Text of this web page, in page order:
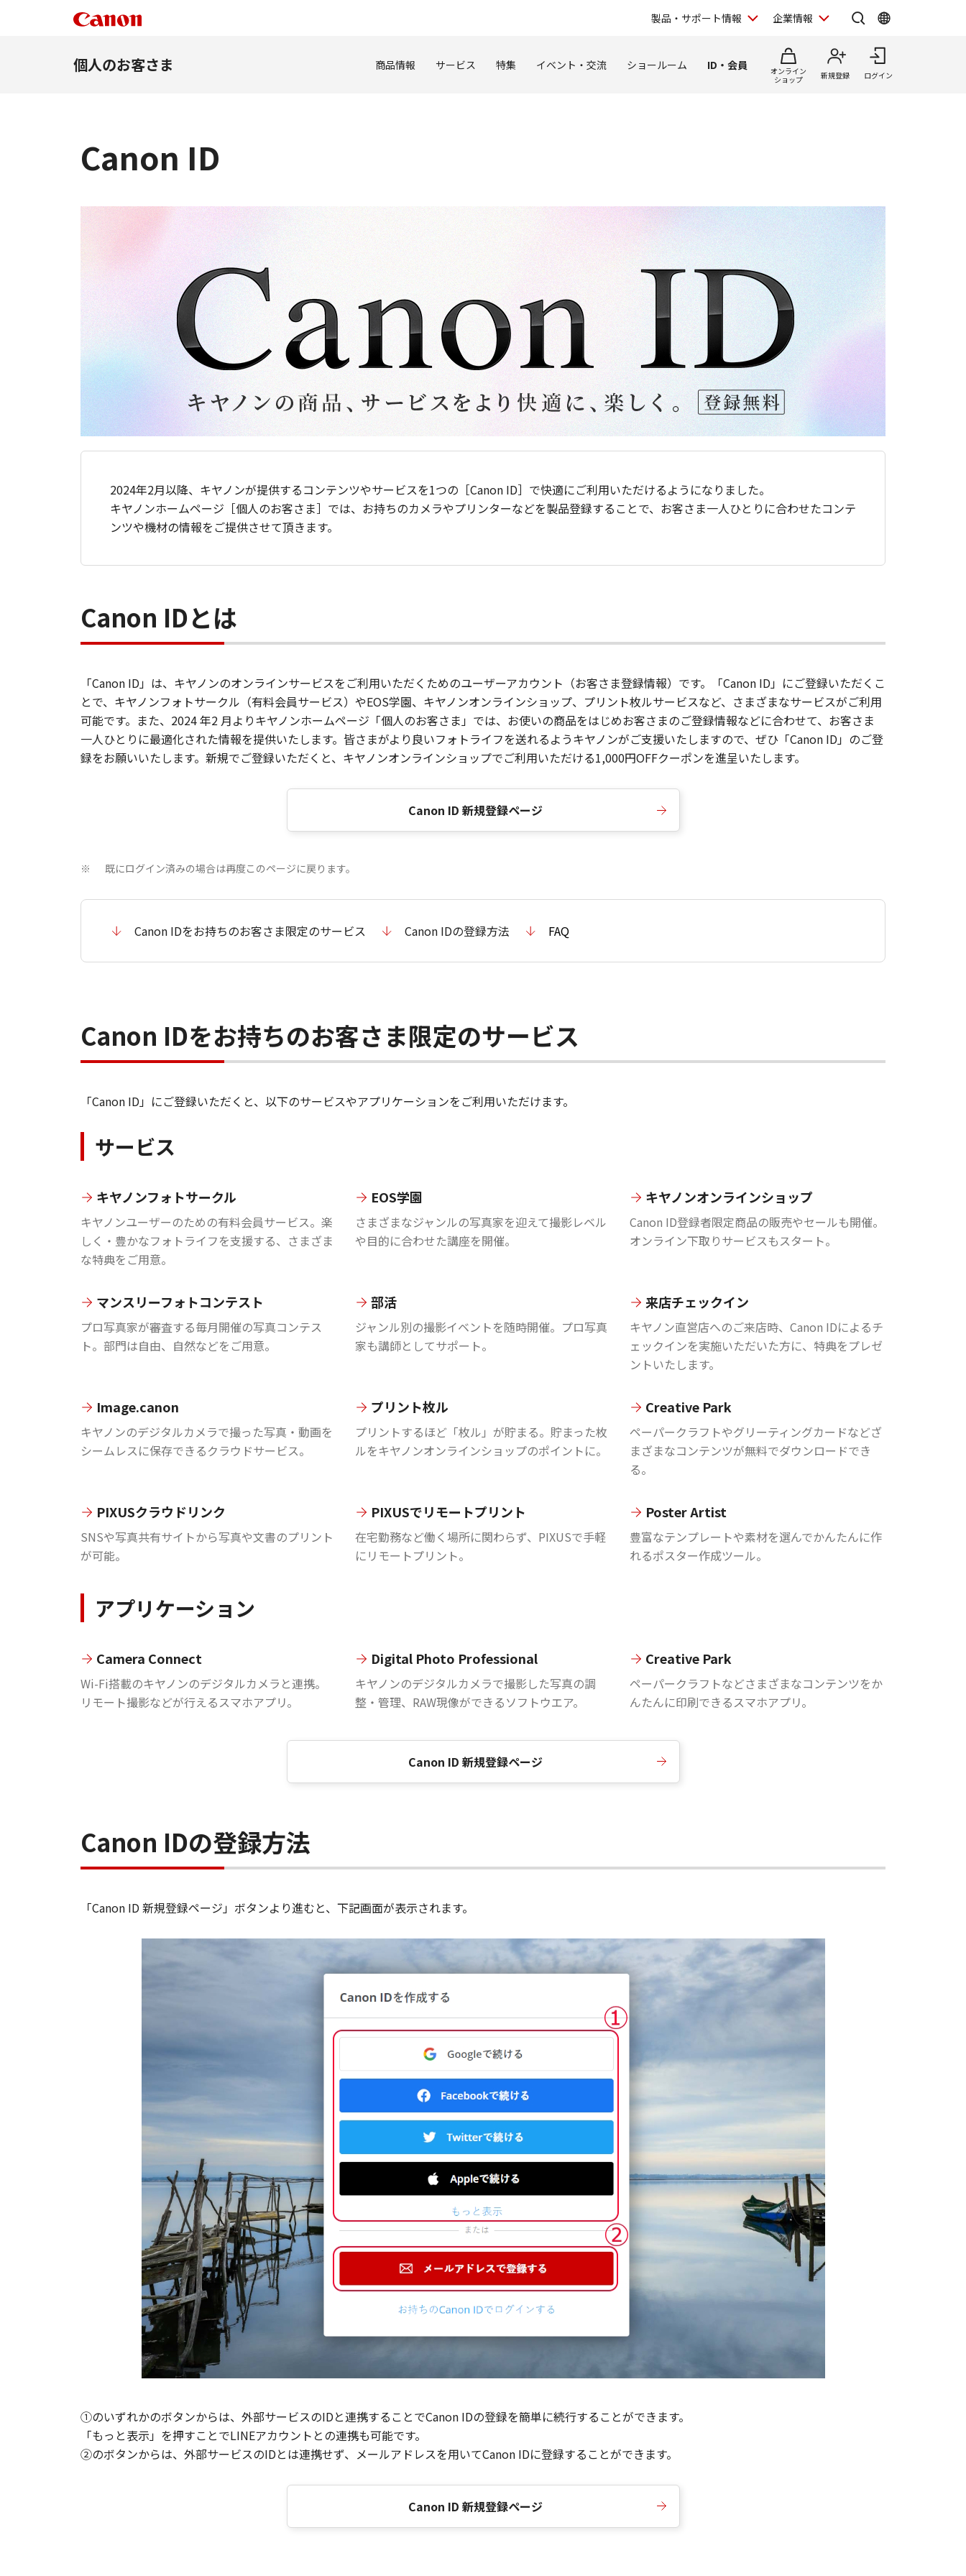
製品・サポート情報 企業情報
個人のお客さま 商品情報 サービス 特集 イベント・交流 ショールーム ID・会員
オンライン
ショップ
新規登録 ログイン
Canon ID
2024年2月以降、キヤノンが提供するコンテンツやサービスを1つの［Canon ID］で快適にご利用いただけるようになりました。
キヤノンホームページ［個人のお客さま］では、お持ちのカメラやプリンターなどを製品登録することで、お客さま一人ひとりに合わせたコンテ
ンツや機材の情報をご提供させて頂きます。
Canon IDとは
「Canon ID」は、キヤノンのオンラインサービスをご利用いただくためのユーザーアカウント（お客さま登録情報）です。「Canon ID」にご登録いただくこ
とで、キヤノンフォトサークル（有料会員サービス）やEOS学園、キヤノンオンラインショップ、プリント枚ルサービスなど、さまざまなサービスがご利用
可能です。また、2024 年2 月よりキヤノンホームページ「個人のお客さま」では、お使いの商品をはじめお客さまのご登録情報などに合わせて、お客さま
一人ひとりに最適化された情報を提供いたします。皆さまがより良いフォトライフを送れるようキヤノンがご支援いたしますので、ぜひ「Canon ID」のご登
録をお願いいたします。新規でご登録いただくと、キヤノンオンラインショップでご利用いただける1,000円OFFクーポンを進呈いたします。
Canon ID 新規登録ページ
※ 既にログイン済みの場合は再度このページに戻ります。
Canon IDをお持ちのお客さま限定のサービス Canon IDの登録方法 FAQ
Canon IDをお持ちのお客さま限定のサービス
「Canon ID」にご登録いただくと、以下のサービスやアプリケーションをご利用いただけます。
サービス
キヤノンフォトサークル
キヤノンユーザーのための有料会員サービス。楽
しく・豊かなフォトライフを支援する、さまざま
な特典をご用意。
EOS学園
さまざまなジャンルの写真家を迎えて撮影レベル
や目的に合わせた講座を開催。
キヤノンオンラインショップ
Canon ID登録者限定商品の販売やセールも開催。
オンライン下取りサービスもスタート。
マンスリーフォトコンテスト
プロ写真家が審査する毎月開催の写真コンテス
ト。部門は自由、自然などをご用意。
部活
ジャンル別の撮影イベントを随時開催。プロ写真
家も講師としてサポート。
来店チェックイン
キヤノン直営店へのご来店時、Canon IDによるチ
ェックインを実施いただいた方に、特典をプレゼ
ントいたします。
Image.canon
キヤノンのデジタルカメラで撮った写真・動画を
シームレスに保存できるクラウドサービス。
プリント枚ル
プリントするほど「枚ル」が貯まる。貯まった枚
ルをキヤノンオンラインショップのポイントに。
Creative Park
ペーパークラフトやグリーティングカードなどざ
まざまなコンテンツが無料でダウンロードでき
る。
PIXUSクラウドリンク
SNSや写真共有サイトから写真や文書のプリント
が可能。
PIXUSでリモートプリント
在宅勤務など働く場所に関わらず、PIXUSで手軽
にリモートプリント。
Poster Artist
豊富なテンプレートや素材を選んでかんたんに作
れるポスター作成ツール。
アプリケーション
Camera Connect
Wi-Fi搭載のキヤノンのデジタルカメラと連携。
リモート撮影などが行えるスマホアプリ。
Digital Photo Professional
キヤノンのデジタルカメラで撮影した写真の調
整・管理、RAW現像ができるソフトウエア。
Creative Park
ペーパークラフトなどさまざまなコンテンツをか
んたんに印刷できるスマホアプリ。
Canon ID 新規登録ページ
Canon IDの登録方法
「Canon ID 新規登録ページ」ボタンより進むと、下記画面が表示されます。
①のいずれかのボタンからは、外部サービスのIDと連携することでCanon IDの登録を簡単に続行することができます。
「もっと表示」を押すことでLINEアカウントとの連携も可能です。
②のボタンからは、外部サービスのIDとは連携せず、メールアドレスを用いてCanon IDに登録することができます。
Canon ID 新規登録ページ